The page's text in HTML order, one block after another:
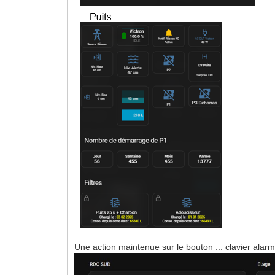
Une action maintenue sur le bouton ... clavier